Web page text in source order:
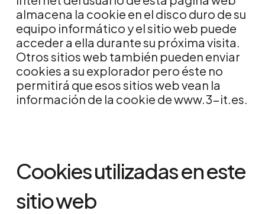
almacena la cookie en el disco duro de su
equipo informático y el sitio web puede
acceder a ella durante su próxima visita.
Otros sitios web también pueden enviar
cookies a su explorador pero éste no
permitirá que esos sitios web vean la
información de la cookie dewww.3-it.es.
Cookies utilizadas en este
sitio web